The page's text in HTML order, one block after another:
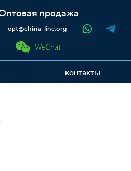
продажа
opt@china-line.org
контакты